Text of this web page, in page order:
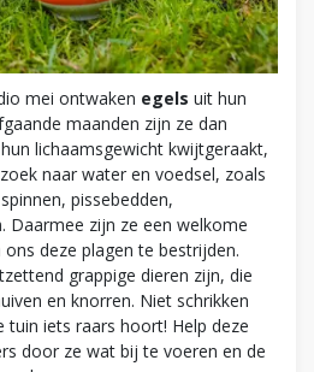
mei ontwaken egels uit hun
maanden zijn ze dan
lichaamsgewicht kwijtgeraakt,
naar water en voedsel, zoals
pissebedden,
Daarmee zijn ze een welkome
deze plagen te bestrijden.
grappige dieren zijn, die
en knorren. Niet schrikken
tuin iets raars hoort! Help deze
door ze wat bij te voeren en de